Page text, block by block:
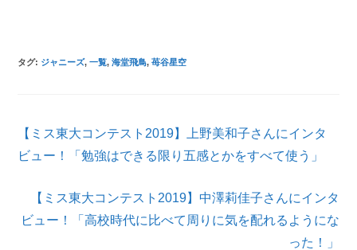
タグ: ジャニーズ, 一覧, 海堂⾶⿃, 苺⾕星空
そ
の
他
を
【ミス東大コンテスト2019】上野美和子さんにインタ
ビュー！「勉強はできる限り五感とかをすべて使う」
【ミス東大コンテスト2019】中澤莉佳子さんにインタ
ビュー！「高校時代に比べて周りに気を配れるようにな
った！」